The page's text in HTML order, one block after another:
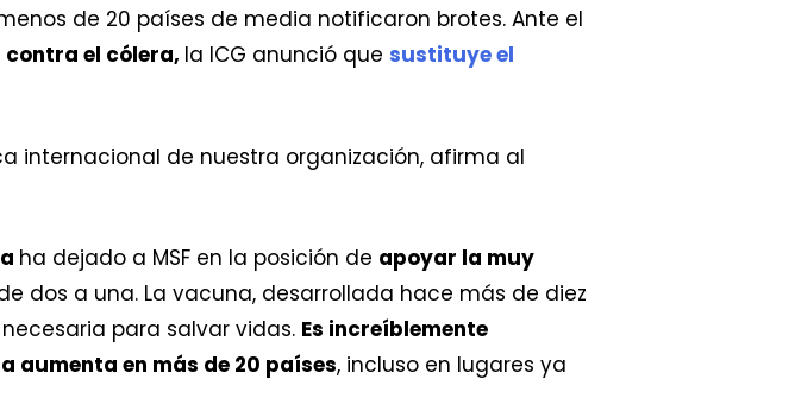
de 20 países de media notificaron brotes. Ante el
el cólera, la ICG anunció que sustituye el
internacional de nuestra organización, afirma al
ha dejado a MSF en la posición de apoyar la muy
dos a una. La vacuna, desarrollada hace más de diez
para salvar vidas. Es increíblemente
en más de 20 países, incluso en lugares ya